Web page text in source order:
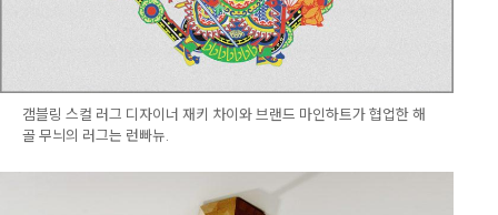
갬블링 스컬 러그 디자이너 재키 차이와 브랜드 마인하트가 협업한 해
골 무늬의 러그는 런빠뉴.